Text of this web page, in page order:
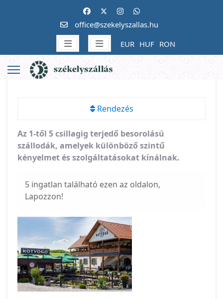
office@szekelyszallas.hu
EUR HUF RON
Rendezés
Az 1-től 5 csillagig terjedő besorolású
szállodák, amelyek különböző szintű
kényelmet és szolgáltatásokat kínálnak.
5 ingatlan található ezen az oldalon,
Lapozzon!